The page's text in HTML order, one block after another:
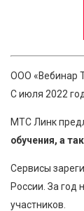
ООО «Вебинар
С июля 2022
МТС Линк
обучения, а
Сервисы
России. За год
участников.